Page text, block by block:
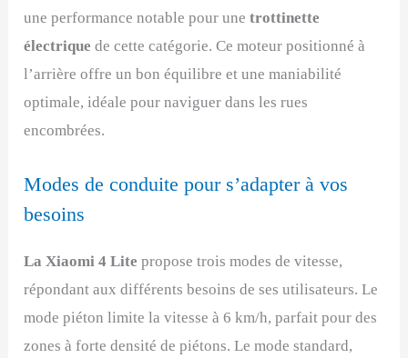
une performance notable pour unetrottinette
électrique de cette catégorie. Ce moteur positionné à
l’arrière offre un bon équilibre et une maniabilité
optimale, idéale pour naviguer dans les rues
encombrées.
Modes de conduite pour s’adapter à vos
besoins
La Xiaomi 4 Lite propose trois modes de vitesse,
répondant aux différents besoins de ses utilisateurs. Le
mode piéton limite la vitesse à 6 km/h, parfait pour des
zones à forte densité de piétons. Le mode standard,